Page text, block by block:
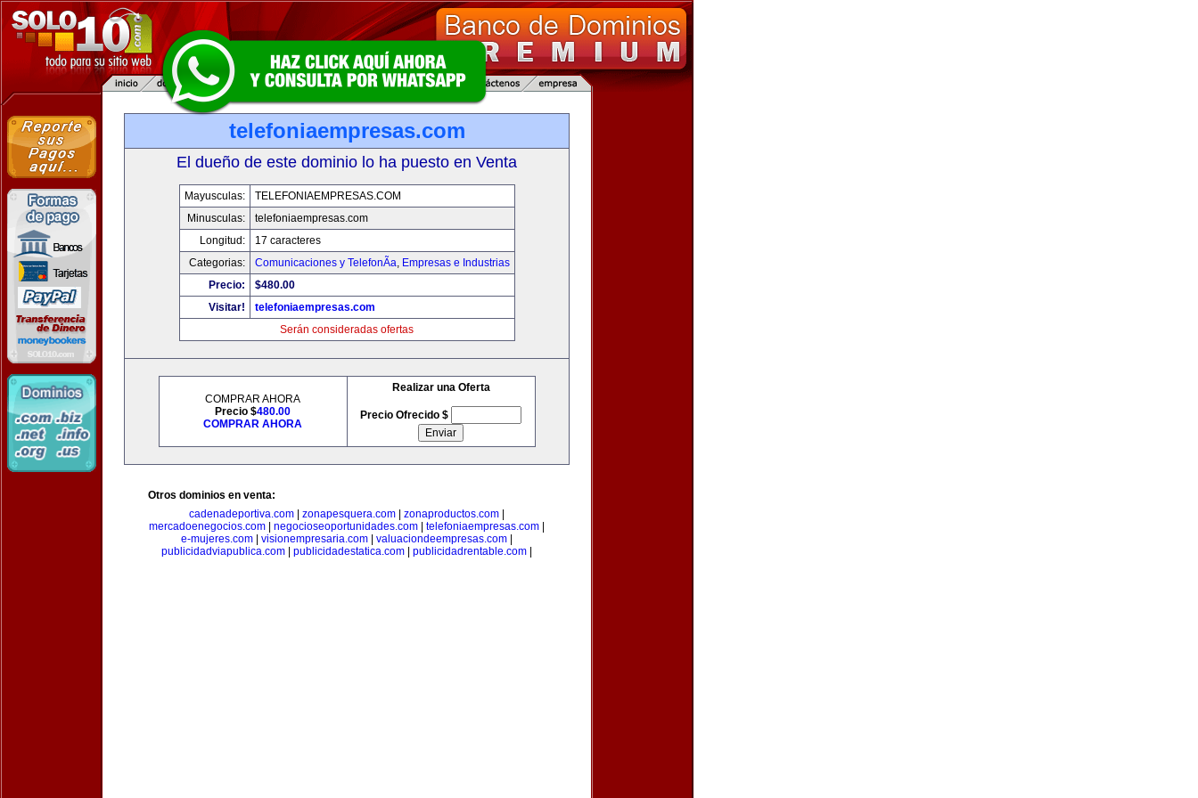
telefoniaempresas.com
El dueño de este dominio lo ha puesto en Venta
Mayusculas:
TELEFONIAEMPRESAS.COM
Minusculas:
telefoniaempresas.com
Longitud:
17 caracteres
Categorias:
Comunicaciones y TelefonÃ­a, Empresas e Industrias
Precio:
$480.00
Visitar!
telefoniaempresas.com
Serán consideradas ofertas
COMPRAR AHORA
Precio $480.00
COMPRAR AHORA
Realizar una Oferta
Precio Ofrecido $
Otros dominios en venta:
cadenadeportiva.com
zonapesquera.com zonaproductos.com
mercadoenegocios.com
negocioseoportunidades.com telefoniaempresas.com
e-mujeres.com
visionempresaria.com valuaciondeempresas.com
publicidadviapublica.com
publicidadestatica.com publicidadrentable.com